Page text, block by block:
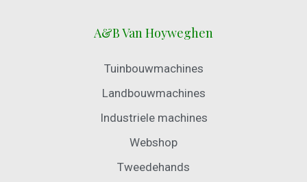
A&B Van Hoyweghen
Tuinbouwmachines
Landbouwmachines
Industriele machines
Webshop
Tweedehands